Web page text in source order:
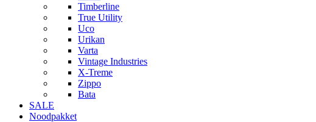
Timberline
True Utility
Uco
Urikan
Varta
Vintage Industries
X-Treme
Zippo
Bata
SALE
Noodpakket